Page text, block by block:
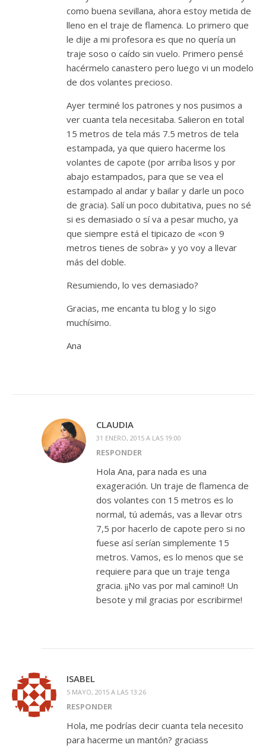
como buena sevillana, ahora estoy metida de
lleno en el traje de flamenca. Lo primero que
le dije a mi profesora es que no quería un
traje soso o caído sin vuelo. Primero pensé
hacérmelo canastero pero luego vi un modelo
de dos volantes precioso.
Ayer terminé los patrones y nos pusimos a
ver cuanta tela necesitaba. Salieron en total
15 metros de tela más 7.5 metros de tela
estampada, ya que quiero hacerme los
volantes de capote (por arriba lisos y por
abajo estampados, para que se vea el
estampado al andar y bailar y darle un poco
de gracia). Salí un poco dubitativa, pues no sé
si es demasiado o sí va a pesar mucho, ya
que siempre está el tipicazo de «con 9
metros tienes de sobra» y yo voy a llevar
más del doble.
Resumiendo, lo ves demasiado?
Gracias, me encanta tu blog y lo sigo
muchísimo.
Ana
CLAUDIA
31 ENERO, 2015 A LAS 19:00
RESPONDER
Hola Ana, para nada es una
exageración. Un traje de flamenca de
dos volantes con 15 metros es lo
normal, tú además, vas a llevar otrs
7,5 por hacerlo de capote pero si no
fuese así serían simplemente 15
metros. Vamos, es lo menos que se
requiere para que un traje tenga
gracia. ¡¡No vas por mal camino!! Un
besote y mil gracias por escribirme!
ISABEL
5 MAYO, 2015 A LAS 13:26
RESPONDER
Hola, me podrías decir cuanta tela necesito
para hacerme un mantón? graciass